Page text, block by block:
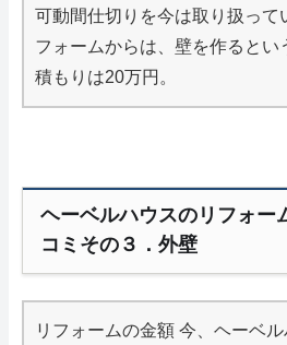
可動間仕切りを今は取り扱って
フォームからは、壁を作るとい
積もりは20万円。
ヘーベルハウスのリフォー
コミその３．外壁
リフォームの金額 今、ヘーベ